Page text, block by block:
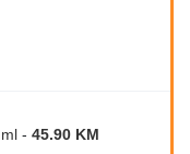
- 45.90 KM